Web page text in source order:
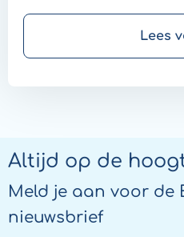
voor Enovation
Lees
Altijd op de
Meld je aan voor de
nieuwsbrief